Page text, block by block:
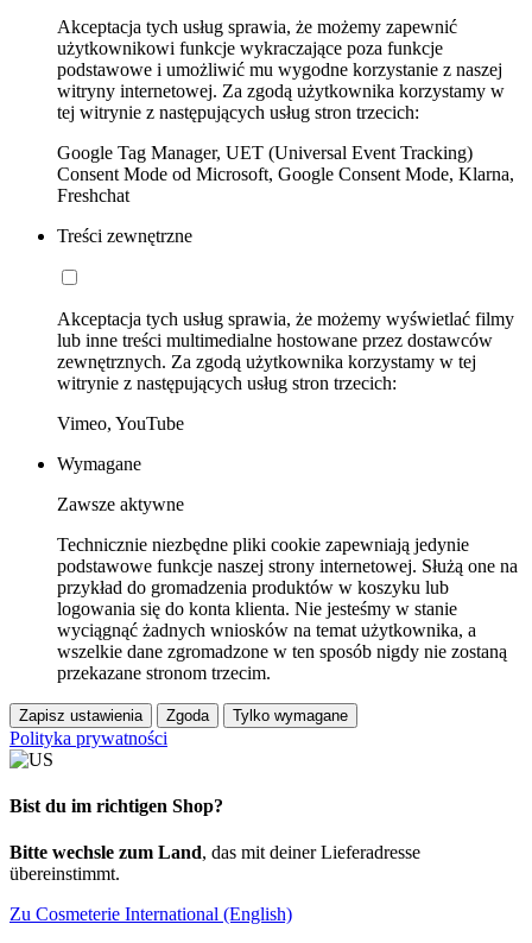
Akceptacja tych usług sprawia, że możemy zapewnić
użytkownikowi funkcje wykraczające poza funkcje
podstawowe i umożliwić mu wygodne korzystanie z naszej
witryny internetowej. Za zgodą użytkownika korzystamy w
tej witrynie z następujących usług stron trzecich:
Google Tag Manager, UET (Universal Event Tracking)
Consent Mode od Microsoft, Google Consent Mode, Klarna,
Freshchat
Treści zewnętrzne
Akceptacja tych usług sprawia, że możemy wyświetlać filmy
lub inne treści multimedialne hostowane przez dostawców
zewnętrznych. Za zgodą użytkownika korzystamy w tej
witrynie z następujących usług stron trzecich:
Vimeo, YouTube
Wymagane
Zawsze aktywne
Technicznie niezbędne pliki cookie zapewniają jedynie
podstawowe funkcje naszej strony internetowej. Służą one na
przykład do gromadzenia produktów w koszyku lub
logowania się do konta klienta. Nie jesteśmy w stanie
wyciągnąć żadnych wniosków na temat użytkownika, a
wszelkie dane zgromadzone w ten sposób nigdy nie zostaną
przekazane stronom trzecim.
Zapisz ustawienia Zgoda Tylko wymagane
Polityka prywatności
Bist du im richtigen Shop?
Bitte wechsle zum Land, das mit deiner Lieferadresse
übereinstimmt.
Zu Cosmeterie International (English)